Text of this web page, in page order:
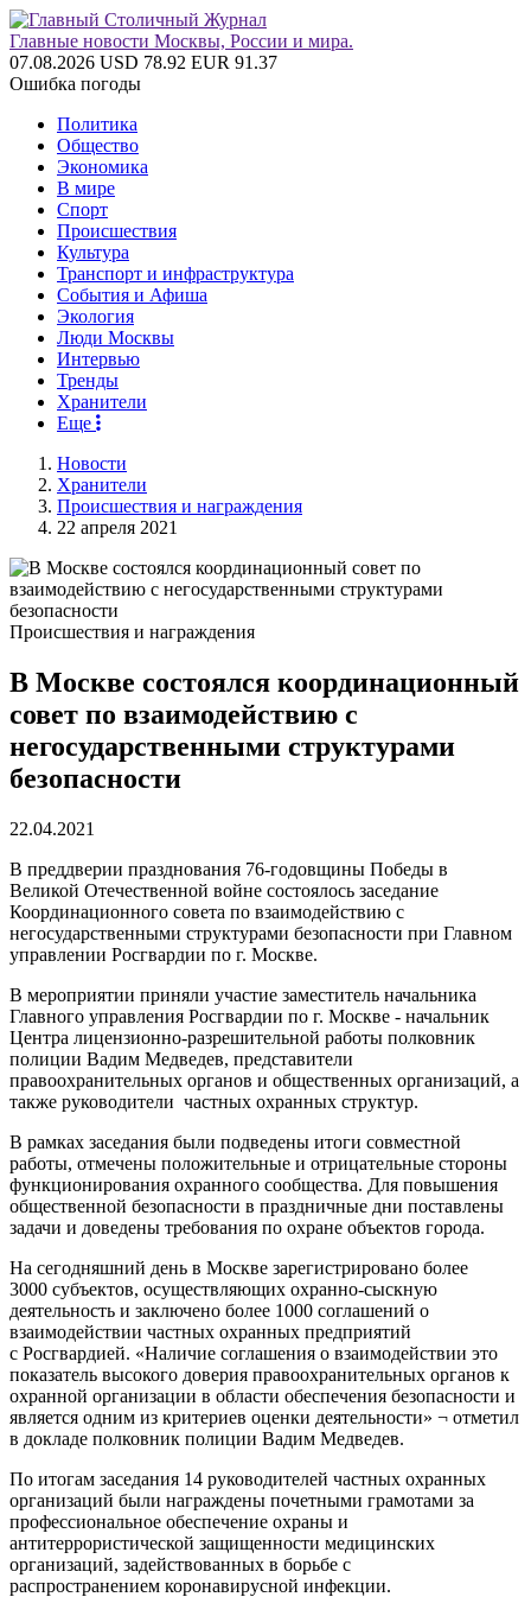
Главные новости Москвы, России и мира.
07.08.2026 USD 78.92 EUR 91.37
Ошибка погоды
Политика
Общество
Экономика
В мире
Спорт
Происшествия
Культура
Транспорт и инфраструктура
События и Афиша
Экология
Люди Москвы
Интервью
Тренды
Хранители
Еще
Новости
Хранители
Происшествия и награждения
22 апреля 2021
Происшествия и награждения
В Москве состоялся координационный
совет по взаимодействию с
негосударственными структурами
безопасности
22.04.2021
В преддверии празднования 76-годовщины Победы в
Великой Отечественной войне состоялось заседание
Координационного совета по взаимодействию с
негосударственными структурами безопасности при Главном
управлении Росгвардии по г. Москве.
В мероприятии приняли участие заместитель начальника
Главного управления Росгвардии по г. Москве - начальник
Центра лицензионно-разрешительной работы полковник
полиции Вадим Медведев, представители
правоохранительных органов и общественных организаций, а
также руководители частных охранных структур.
В рамках заседания были подведены итоги совместной
работы, отмечены положительные и отрицательные стороны
функционирования охранного сообщества. Для повышения
общественной безопасности в праздничные дни поставлены
задачи и доведены требования по охране объектов города.
На сегодняшний день в Москве зарегистрировано более
3000 субъектов, осуществляющих охранно-сыскную
деятельность и заключено более 1000 соглашений о
взаимодействии частных охранных предприятий
с Росгвардией. «Наличие соглашения о взаимодействии это
показатель высокого доверия правоохранительных органов к
охранной организации в области обеспечения безопасности и
является одним из критериев оценки деятельности» ¬ отметил
в докладе полковник полиции Вадим Медведев.
По итогам заседания 14 руководителей частных охранных
организаций были награждены почетными грамотами за
профессиональное обеспечение охраны и
антитеррористической защищенности медицинских
организаций, задействованных в борьбе с
распространением коронавирусной инфекции.